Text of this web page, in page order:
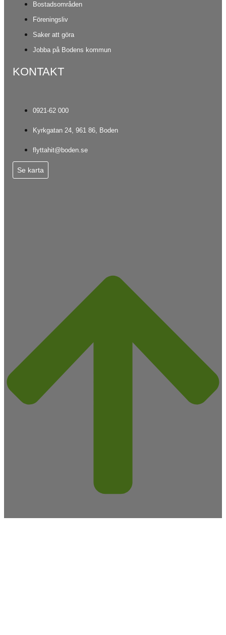
Bostadsområden
Föreningsliv
Saker att göra
Jobba på Bodens kommun
KONTAKT
0921-62 000
Kyrkgatan 24, 961 86, Boden
flyttahit@boden.se
Se karta